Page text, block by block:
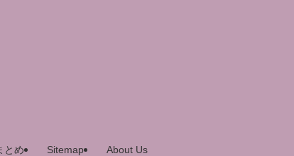
とめ Sitemap About Us